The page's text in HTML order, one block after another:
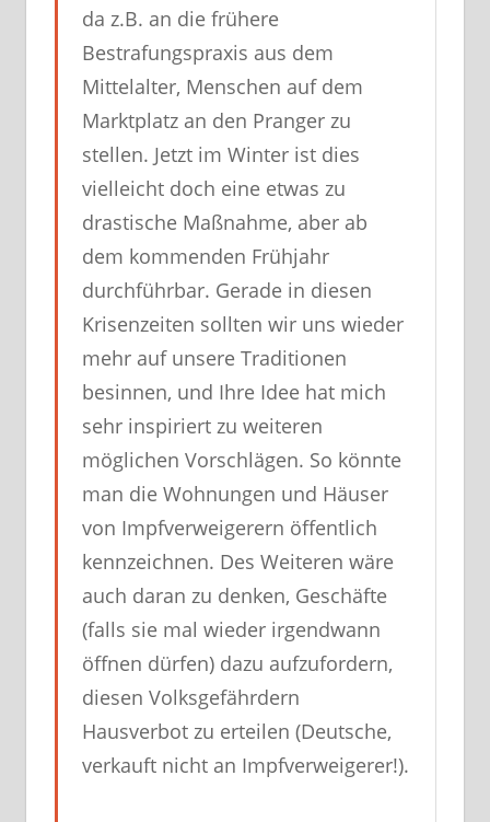
da z.B. an die frühere
Bestrafungspraxis aus dem
Mittelalter, Menschen auf dem
Marktplatz an den Pranger zu
stellen. Jetzt im Winter ist dies
vielleicht doch eine etwas zu
drastische Maßnahme, aber ab
dem kommenden Frühjahr
durchführbar. Gerade in diesen
Krisenzeiten sollten wir uns wieder
mehr auf unsere Traditionen
besinnen, und Ihre Idee hat mich
sehr inspiriert zu weiteren
möglichen Vorschlägen. So könnte
man die Wohnungen und Häuser
von Impfverweigerern öffentlich
kennzeichnen. Des Weiteren wäre
auch daran zu denken, Geschäfte
(falls sie mal wieder irgendwann
öffnen dürfen) dazu aufzufordern,
diesen Volksgefährdern
Hausverbot zu erteilen (Deutsche,
verkauft nicht an Impfverweigerer!).